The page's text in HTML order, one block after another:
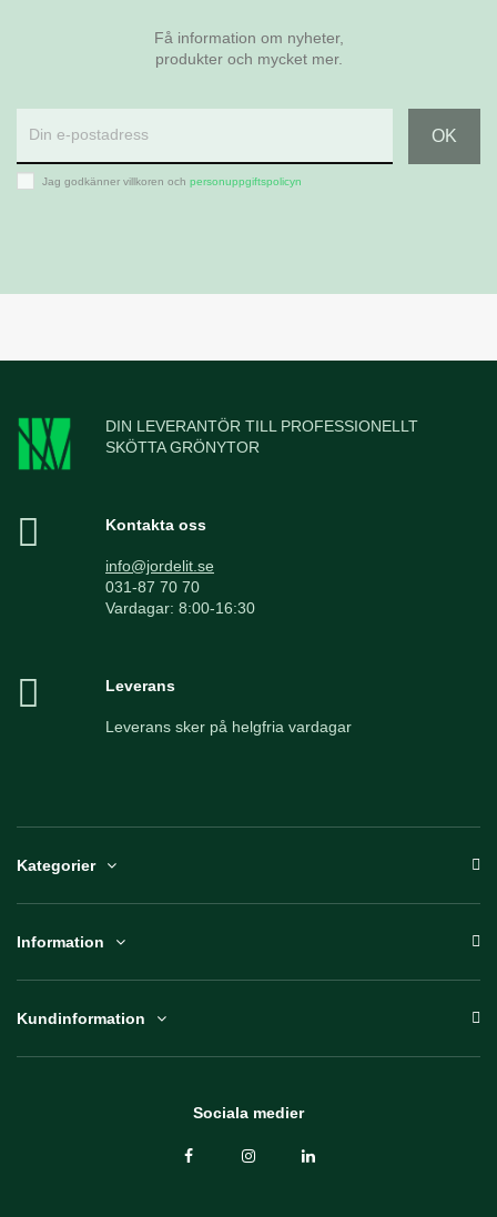
Få information om nyheter,
produkter och mycket mer.
Jag godkänner villkoren och personuppgiftspolicyn
DIN LEVERANTÖR TILL PROFESSIONELLT
SKÖTTA GRÖNYTOR
Kontakta oss
info@jordelit.se
031-87 70 70
Vardagar: 8:00-16:30
Leverans
Leverans sker på helgfria vardagar
Kategorier
Information
Kundinformation
Sociala medier